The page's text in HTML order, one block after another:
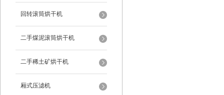
回转滚筒烘干机
二手煤泥滚筒烘干机
二手稀土矿烘干机
厢式压滤机